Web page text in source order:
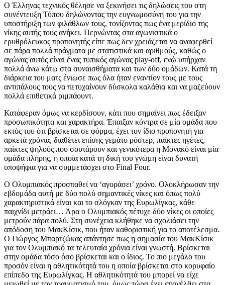
Ο Έλληνας τεχνικός θέλησε να ξεκινήσει τις δηλώσεις του στη
συνέντευξη Τύπου δηλώνοντας την ευγνωμοσύνη του για την
υποστήριξη των φιλάθλων τους, τονίζοντας πως ένα μερίδιο της
νίκης αυτής τους ανήκει. Περνώντας στα αγωνιστικά ο
ερυθρόλευκος προπονητής είπε πως δεν χρειάζεται να αναφερθεί
σε πάρα πολλά πράγματα με στατιστικά και αριθμούς, καθώς ο
αγώνας αυτός είναι ένας τυπικός αγώνας play-off, ενώ υπήρχαν
πολλά άνω κάτω στα συναισθήματα και των δύο ομάδων. Κατά τη
διάρκεια του ματς ένιωσε πως όλα ήταν εναντίον τους με τους
αντιπάλους τους να πετυχαίνουν δύσκολα καλάθια και να μαζεύουν
πολλά επιθετικά ριμπάουντ.
Κατάφεραν όμως να κερδίσουν, κάτι που σημαίνει πως έδειξαν
προσωπικότητα και χαρακτήρα. Έπαιξαν κόντρα σε μία ομάδα που
εκτός του ότι βρίσκεται σε φόρμα, έχει τον ίδιο προπονητή για
αρκετά χρόνια, διαθέτει επίσης γεμάτο ρόστερ, παίκτες ηγέτες,
παίκτες ψηλούς που σουτάρουν και γενικότερα η Μονακό είναι μία
ομάδα πλήρης, η οποία κατά τη δική του γνώμη είναι δυνατή
υποψήφια για να συμμετάσχει στο Final Four.
Ο Ολυμπιακός προσπαθεί να ‘αγοράσει’ χρόνο. Ολοκλήρωσαν την
εβδομάδα αυτή με δύο πολύ σημαντικές νίκες και όπως πολύ
χαρακτηριστικά είναι και το σλόγκαν της Ευρωλίγκας, κάθε
παιχνίδι μετράει… Άρα ο Ολυμπιακός πέτυχε δύο νίκες οι οποίες
μετρούν πάρα πολύ. Στη συνέχεια κλήθηκε να σχολιάσει την
απόδοση του ΜακΚίσικ, που ήταν καθοριστική για το αποτέλεσμα.
Ο Γιώργος Μπαρτζώκας απάντησε πως η σημασία του ΜακΚίσικ
για τον Ολυμπιακό τα τελευταία χρόνια είναι γνωστή. Βρίσκεται
στην ομάδα τόσο όσο βρίσκεται και ο ίδιος. Το πιο μεγάλο του
προσόν είναι η αθλητικότητά του η οποία βρίσκεται στο κορυφαίο
επίπεδο της Ευρωλίγκας. Η αθλητικότητά του μπορεί να είχε